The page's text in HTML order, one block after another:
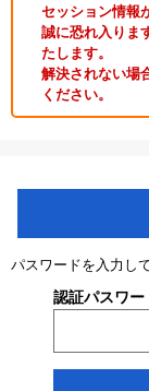
セッション情報
誠に恐れ入りま
たします。
解決されない場
ください。
パスワードを入力し
認証パスワー